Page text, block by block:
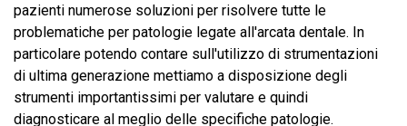
pazienti numerose soluzioni per risolvere tutte le
problematiche per patologie legate all'arcata dentale. In
particolare potendo contare sull'utilizzo di strumentazioni
di ultima generazione mettiamo a disposizione degli
strumenti importantissimi per valutare e quindi
diagnosticare al meglio delle specifiche patologie.